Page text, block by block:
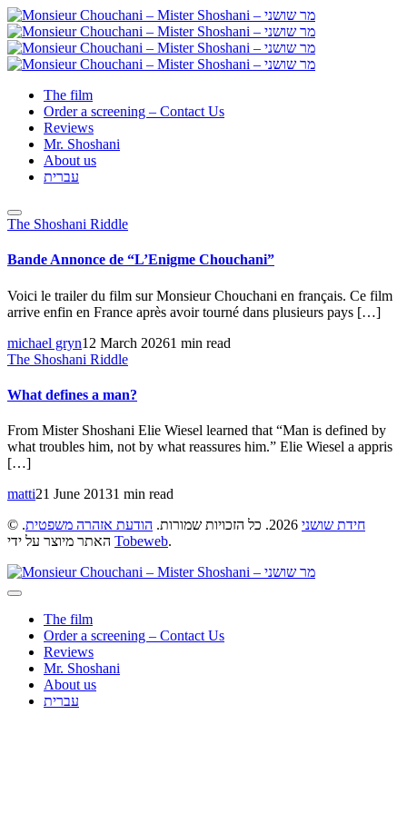
The film
Order a screening – Contact Us
Reviews
Mr. Shoshani
About us
עברית
The Shoshani Riddle
Bande Annonce de “L’Enigme Chouchani”
Voici le trailer du film sur Monsieur Chouchani en français. Ce film
arrive enfin en France après avoir tourné dans plusieurs pays […]
michael gryn12 March 20261 min read
The Shoshani Riddle
What defines a man?
From Mister Shoshani Elie Wiesel learned that “Man is defined by
what troubles him, not by what reassures him.” Elie Wiesel a appris
[…]
matti21 June 20131 min read
©
חידת שושני הודעת אזהרה משפטית.
Tobeweb.
The film
Order a screening – Contact Us
Reviews
Mr. Shoshani
About us
עברית